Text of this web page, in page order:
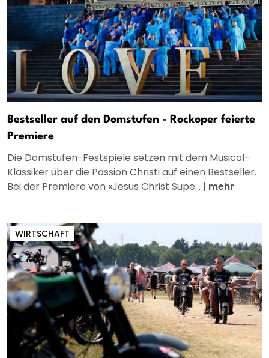
Bestseller auf den Domstufen - Rockoper feierte
Premiere
Die Domstufen-Festspiele setzen mit dem Musical-
Klassiker über die Passion Christi auf einen Bestseller.
Bei der Premiere von «Jesus Christ Supe... | mehr
WIRTSCHAFT